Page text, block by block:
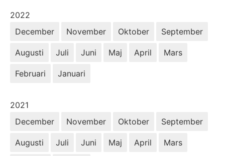
År:
2022
December
November Oktober September
Augusti Juli Juni Maj April Mars
Februari Januari
År:
2021
December
November Oktober September
Augusti Juli Juni Maj April Mars